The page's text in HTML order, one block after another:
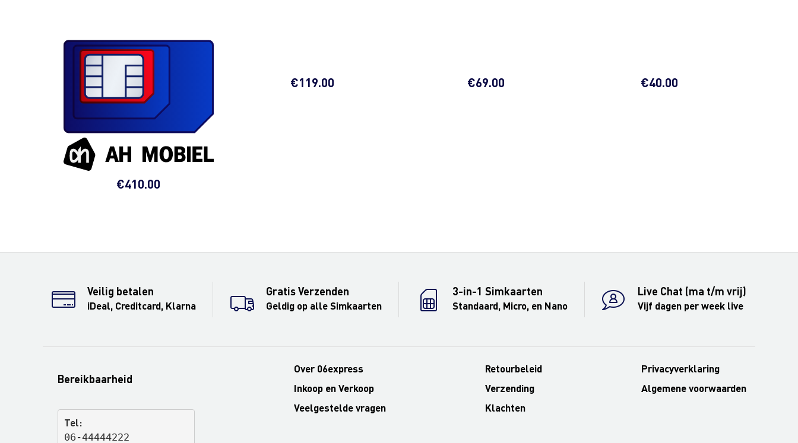
€410.00
€119.00 €69.00 €40.00
Veilig betalen
iDeal, Creditcard, Klarna
Gratis Verzenden
Geldig op alle Simkaarten
3-in-1 Simkaarten
Standaard, Micro, en Nano
Live Chat (ma t/m vrij)
Vijf dagen per week live
Bereikbaarheid
Tel:
06-44444222
Over 06express
Inkoop en Verkoop
Veelgestelde vragen
Retourbeleid
Verzending
Klachten
Privacyverklaring
Algemene voorwaarden